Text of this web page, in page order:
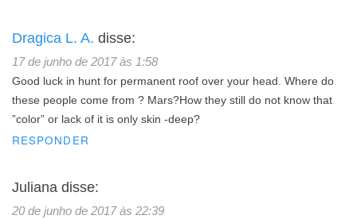
Dragica L. A. disse:
17 de junho de 2017 às 1:58
Good luck in hunt for permanent roof over your head. Where do
these people come from ? Mars?How they still do not know that
”color” or lack of it is only skin -deep?
RESPONDER
Juliana disse:
20 de junho de 2017 às 22:39